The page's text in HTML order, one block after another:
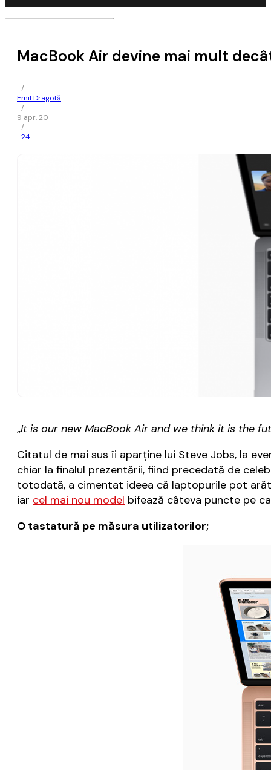
MacBook Air devine mai mult
/
Emil Dragotă
/
9 apr. 20
/
24
„It is our new MacBook Air and we think it is the
Citatul de mai sus îi aparține lui Steve Jobs, la
chiar la finalul prezentării, fiind precedată de
totodată, a cimentat ideea că laptopurile pot
iar cel mai nou model bifează câteva puncte pe
O tastatură pe măsura utilizatorilor;